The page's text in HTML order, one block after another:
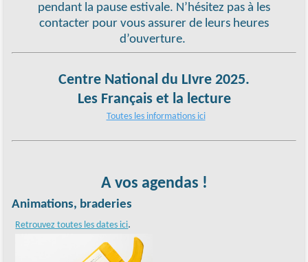
pendant la pause estivale. N’hésitez pas à les
contacter pour vous assurer de leurs heures
d’ouverture.
Centre National du LIvre 2025.
Les Français et la lecture
Toutes les informations ici
A vos agendas !
Animations, braderies
Retrouvez toutes les dates ici.